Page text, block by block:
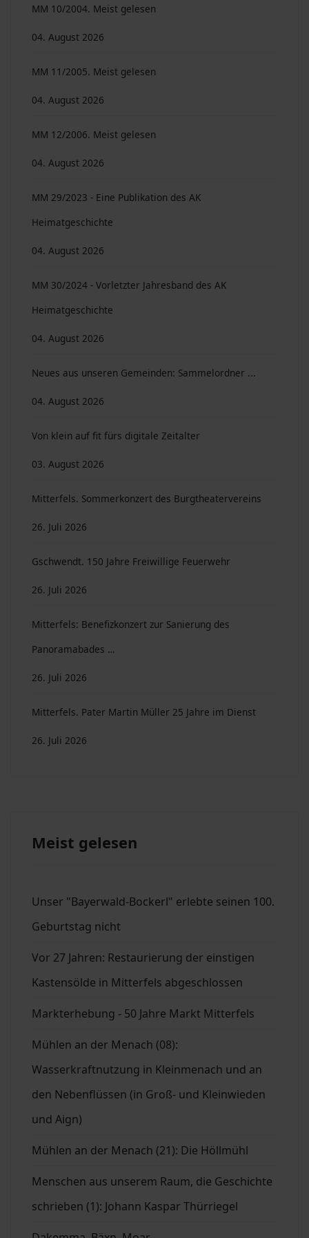
MM 10/2004. Meist gelesen
04. August 2026
MM 11/2005. Meist gelesen
04. August 2026
MM 12/2006. Meist gelesen
04. August 2026
MM 29/2023 - Eine Publikation des AK
Heimatgeschichte
04. August 2026
MM 30/2024 - Vorletzter Jahresband des AK
Heimatgeschichte
04. August 2026
Neues aus unseren Gemeinden: Sammelordner ...
04. August 2026
Von klein auf fit fürs digitale Zeitalter
03. August 2026
Mitterfels. Sommerkonzert des Burgtheatervereins
26. Juli 2026
Gschwendt. 150 Jahre Freiwillige Feuerwehr
26. Juli 2026
Mitterfels: Benefizkonzert zur Sanierung des
Panoramabades …
26. Juli 2026
Mitterfels. Pater Martin Müller 25 Jahre im Dienst
26. Juli 2026
Meist gelesen
Unser "Bayerwald-Bockerl" erlebte seinen 100.
Geburtstag nicht
Vor 27 Jahren: Restaurierung der einstigen
Kastensölde in Mitterfels abgeschlossen
Markterhebung - 50 Jahre Markt Mitterfels
Mühlen an der Menach (08):
Wasserkraftnutzung in Kleinmenach und an
den Nebenflüssen (in Groß- und Kleinwieden
und Aign)
Mühlen an der Menach (21): Die Höllmühl
Menschen aus unserem Raum, die Geschichte
schrieben (1): Johann Kaspar Thürriegel